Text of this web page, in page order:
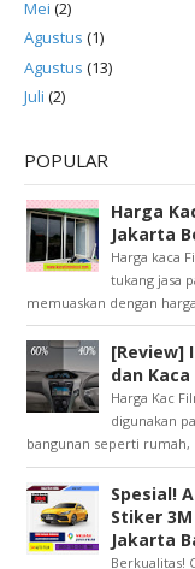
Mei (2)
Agustus (1)
Agustus (13)
Juli (2)
POPULAR
Harga
Jakarta
Harga kaca
tukang jasa
memuaskan dengan harga
[Review]
dan
Harga Kac
digunakan
bangunan seperti rumah,
Spesial!
Stiker
Jakarta
Berkualitas!